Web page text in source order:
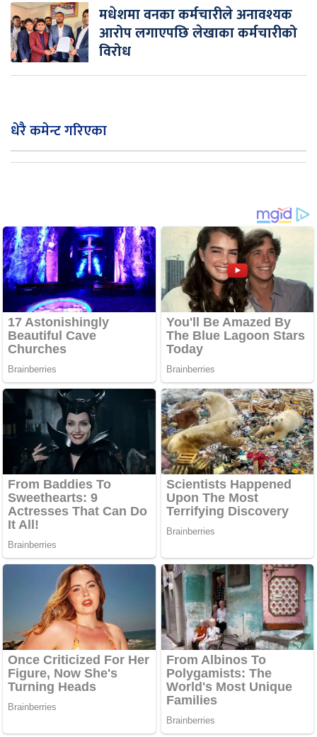
मधेशमा वनका कर्मचारीले अनावश्यक
आरोप लगाएपछि लेखाका कर्मचारीको
विरोध
धेरै कमेन्ट गरिएका